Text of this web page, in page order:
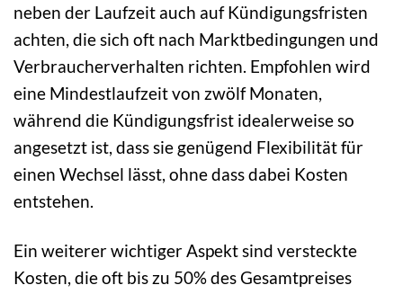
neben der Laufzeit auch auf Kündigungsfristen
achten, die sich oft nach Marktbedingungen und
Verbraucherverhalten richten. Empfohlen wird
eine Mindestlaufzeit von zwölf Monaten,
während die Kündigungsfrist idealerweise so
angesetzt ist, dass sie genügend Flexibilität für
einen Wechsel lässt, ohne dass dabei Kosten
entstehen.
Ein weiterer wichtiger Aspekt sind versteckte
Kosten, die oft bis zu 50% des Gesamtpreises